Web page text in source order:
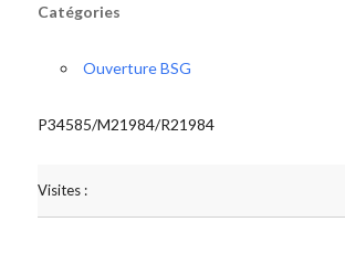
Catégories
Ouverture BSG
P34585/M21984/R21984
Visites :